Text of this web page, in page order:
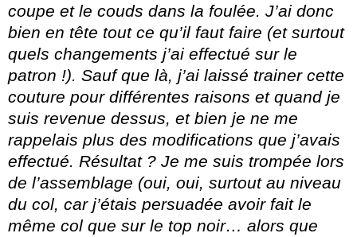
coupe et le couds dans la foulée. J’ai donc
bien en tête tout ce qu’il faut faire (et surtout
quels changements j’ai effectué sur le
patron !). Sauf que là, j’ai laissé trainer cette
couture pour différentes raisons et quand je
suis revenue dessus, et bien je ne me
rappelais plus des modifications que j’avais
effectué. Résultat ? Je me suis trompée lors
de l’assemblage (oui, oui, surtout au niveau
du col, car j’étais persuadée avoir fait le
même col que sur le top noir… alors que